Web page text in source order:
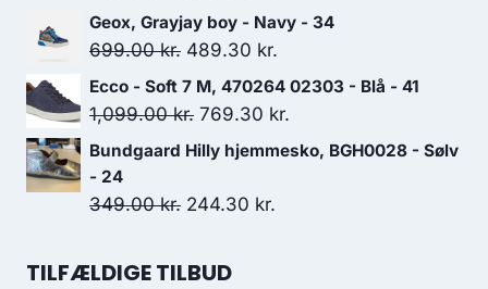
449.00 kr..
269.40 kr..
oprindelige
pris
499.00 kr..
aktuelle
Geox, Grayjay boy - Navy - 34
699.00kr. Den
oprindelige
pris
699.00 kr..
489.30 kr.
aktuelle
pris
489.30 kr..
Ecco - Soft 7 M, 470264 02303 - Blå - 41
1,099.00kr. Den
oprindelige
var:
769.30 kr.
aktuelle
Bundgaard Hilly hjemmesko, BGH0028 - Sølv
- 24
349.00kr. Den
pris
244.30 kr.
TILFÆLDIGE TILBUD